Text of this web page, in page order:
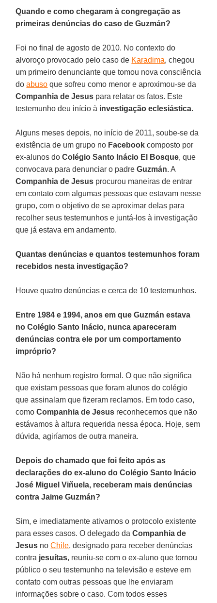
Quando e como chegaram à congregação as
primeiras denúncias do caso de Guzmán?
Foi no final de agosto de 2010. No contexto do
alvoroço provocado pelo caso de Karadima, chegou
um primeiro denunciante que tomou nova consciência
doabuso que sofreu como menor e aproximou-se da
Companhia de Jesus para relatar os fatos. Este
testemunho deu início à investigação eclesiástica.
Alguns meses depois, no início de 2011, soube-se da
existência de um grupo no Facebook composto por
ex-alunos doColégio Santo Inácio El Bosque, que
convocava para denunciar o padreGuzmán. A
Companhia de Jesus procurou maneiras de entrar
em contato com algumas pessoas que estavam nesse
grupo, com o objetivo de se aproximar delas para
recolher seus testemunhos e juntá-los à investigação
que já estava em andamento.
Quantas denúncias e quantos testemunhos foram
recebidos nesta investigação?
Houve quatro denúncias e cerca de 10 testemunhos.
Entre 1984 e 1994, anos em que Guzmán estava
no Colégio Santo Inácio, nunca apareceram
denúncias contra ele por um comportamento
impróprio?
Não há nenhum registro formal. O que não significa
que existam pessoas que foram alunos do colégio
que assinalam que fizeram reclamos. Em todo caso,
comoCompanhia de Jesus reconhecemos que não
estávamos à altura requerida nessa época. Hoje, sem
dúvida, agiríamos de outra maneira.
Depois do chamado que foi feito após as
declarações do ex-aluno do Colégio Santo Inácio
José Miguel Viñuela, receberam mais denúncias
contra Jaime Guzmán?
Sim, e imediatamente ativamos o protocolo existente
para esses casos. O delegado daCompanhia de
Jesus noChile, designado para receber denúncias
contra jesuítas, reuniu-se com o ex-aluno que tornou
público o seu testemunho na televisão e esteve em
contato com outras pessoas que lhe enviaram
informações sobre o caso. Com todos esses